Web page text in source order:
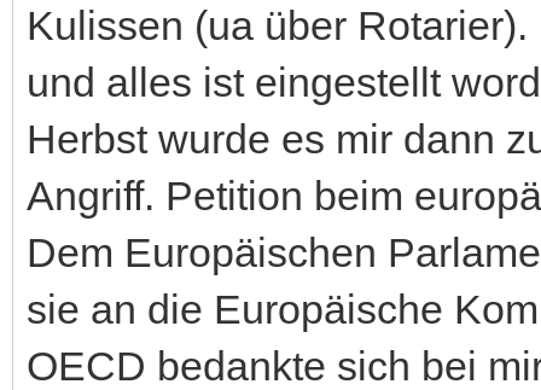
Kulissen (ua über
und alles ist eingestellt
Herbst wurde es mir dann
Angriff. Petition beim
Dem Europäischen
sie an die Europäische
OECD bedankte sich bei